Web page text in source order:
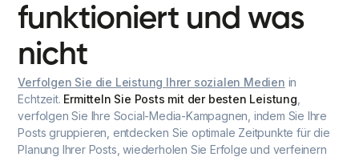
funktioniert und was
nicht
Verfolgen Sie die Leistung Ihrer sozialen Medien in
Echtzeit. Ermitteln Sie Posts mit der besten Leistung
verfolgen Sie Ihre Social-Media-Kampagnen, indem Sie Ihre
Posts gruppieren, entdecken Sie optimale Zeitpunkte für die
Planung Ihrer Posts, wiederholen Sie Erfolge und verfeinern